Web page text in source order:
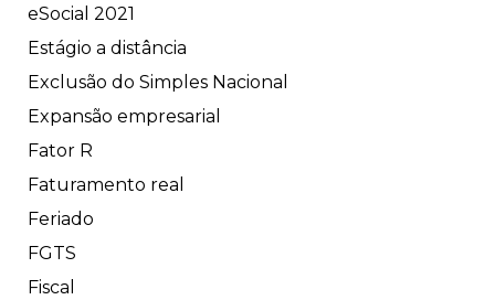
eSocial 2021
Estágio a distância
Exclusão do Simples Nacional
Expansão empresarial
Fator R
Faturamento real
Feriado
FGTS
Fiscal